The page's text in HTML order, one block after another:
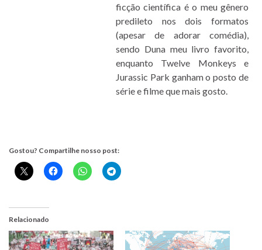
ficção científica é o meu gênero
predileto nos dois formatos
(apesar de adorar comédia),
sendo Duna meu livro favorito,
enquanto Twelve Monkeys e
Jurassic Park ganham o posto de
série e filme que mais gosto.
Gostou? Compartilhe nosso post:
Relacionado